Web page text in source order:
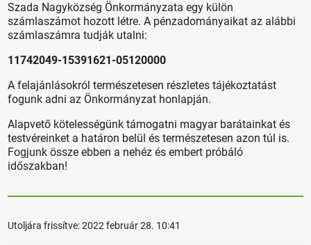
Szada Nagyközség Önkormányzata egy külön
számlaszámot hozott létre. A pénzadományaikat az alábbi
számlaszámra tudják utalni:
11742049-15391621-05120000
A felajánlásokról természetesen részletes tájékoztatást
fogunk adni az Önkormányzat honlapján.
Alapvető kötelességünk támogatni magyar barátainkat és
testvéreinket a határon belül és természetesen azon túl is.
Fogjunk össze ebben a nehéz és embert próbáló
időszakban!
Utoljára frissítve:2022 február 28. 10:41